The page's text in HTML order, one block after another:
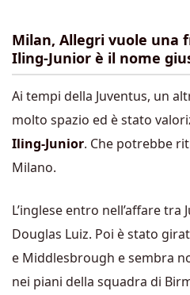
Milan, Allegri vuole una
Iling-Junior è il nome
Ai tempi della Juventus, un
molto spazio ed è stato
Iling-Junior. Che potrebbe
Milano.
L’inglese entro nell’affare tra
Douglas Luiz. Poi è stato
e Middlesbrough e sembra
nei piani della squadra di